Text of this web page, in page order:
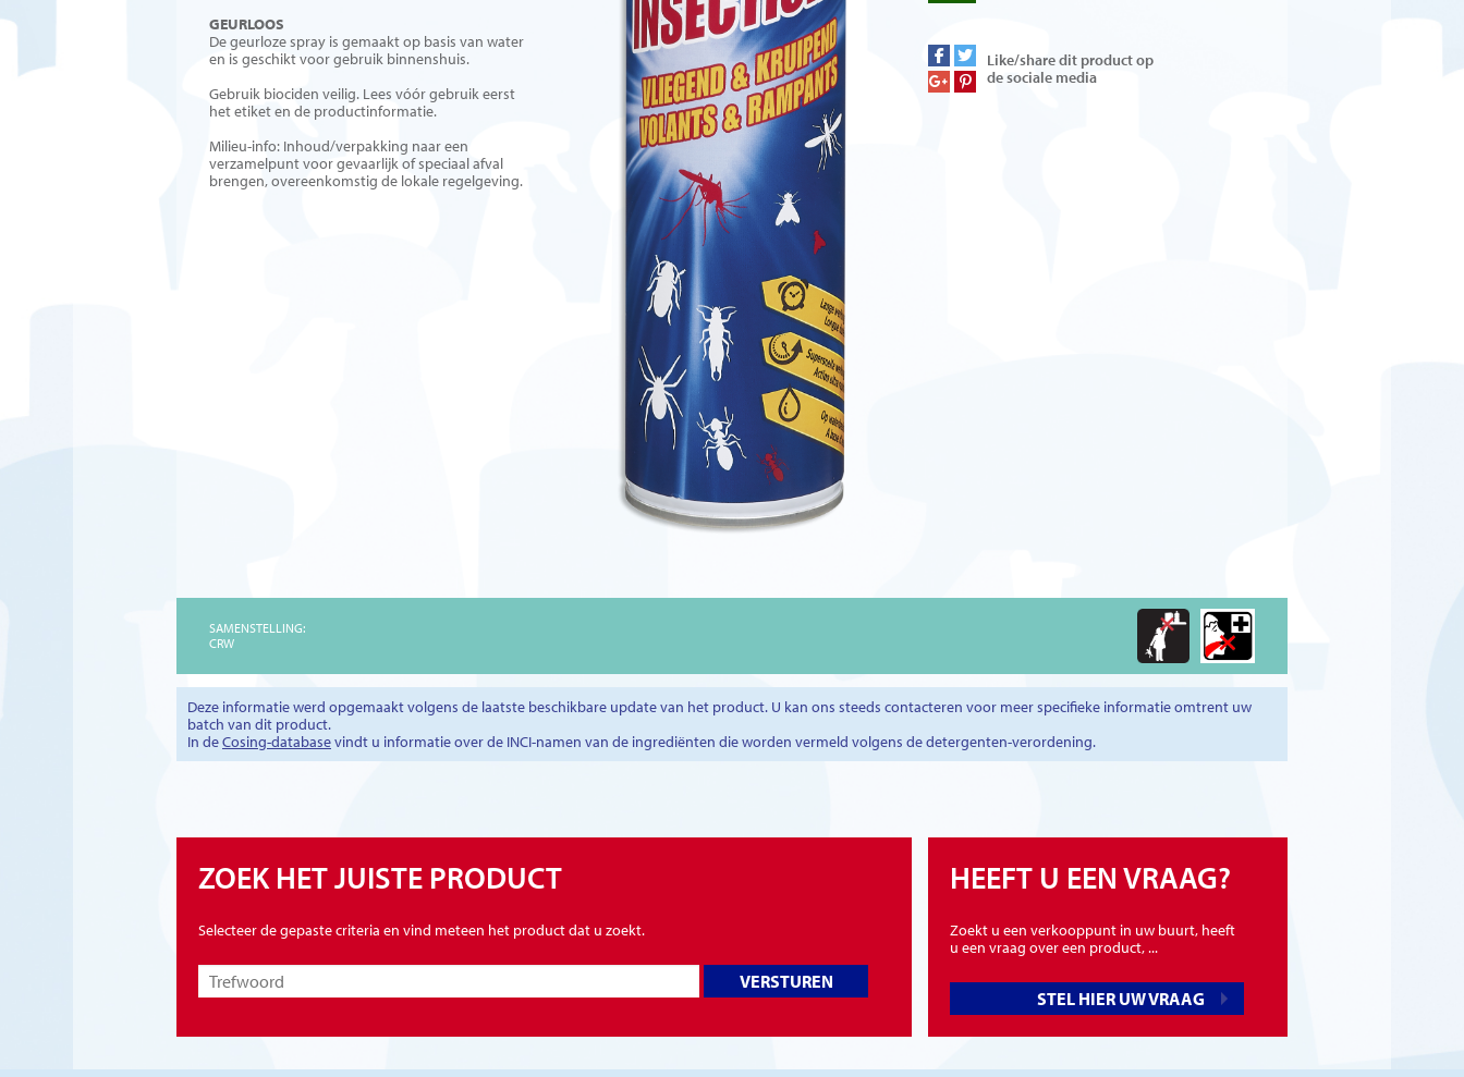
GEURLOOS
De geurloze spray is gemaakt op basis van water
en is geschikt voor gebruik binnenshuis.
Gebruik biociden veilig. Lees vóór gebruik eerst
het etiket en de productinformatie.
Milieu-info: Inhoud/verpakking naar een
verzamelpunt voor gevaarlijk of speciaal afval
brengen, overeenkomstig de lokale regelgeving.
Like/share dit product op
de sociale media
SAMENSTELLING:
CRW
Deze informatie werd opgemaakt volgens de laatste beschikbare update van het product. U kan ons steeds contacteren voor meer specifieke informatie omtrent uw
batch van dit product.
In deCosing-databasevindt u informatie over de INCI-namen van de ingrediënten die worden vermeld volgens de detergenten-verordening.
ZOEK HET JUISTE PRODUCT
Selecteer de gepaste criteria en vind meteen het product dat u zoekt.
VERSTUREN
HEEFT U EEN VRAAG?
Zoekt u een verkooppunt in uw buurt, heeft
u een vraag over een product, ...
STEL HIER UW VRAAG